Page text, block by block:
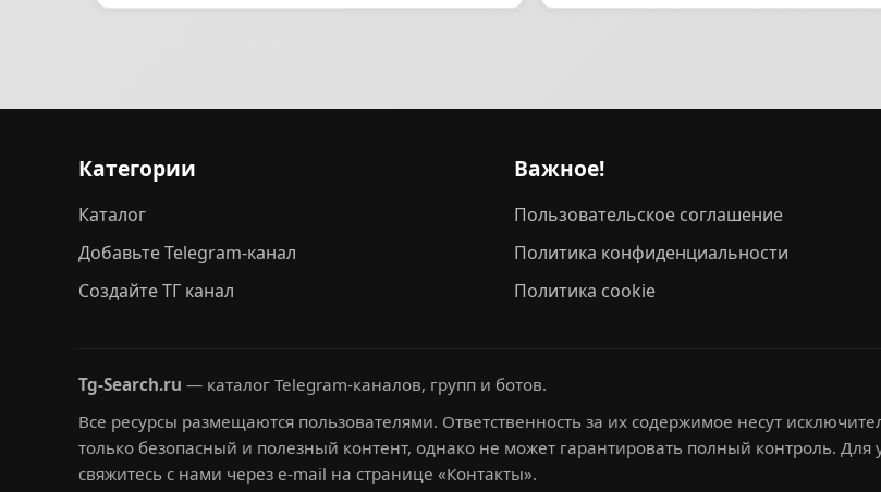
Категории
Каталог
Добавьте Telegram-канал
Создайте ТГ канал
Важное!
Пользовательское соглашение
Политика конфиденциальности
Политика cookie
Tg-Search.ru — каталог Telegram-каналов, групп и ботов.
Все ресурсы размещаются пользователями. Ответственность за их содержимое несут
только безопасный и полезный контент, однако не может гарантировать полный контроль.
свяжитесь с нами через e-mail на странице «Контакты».